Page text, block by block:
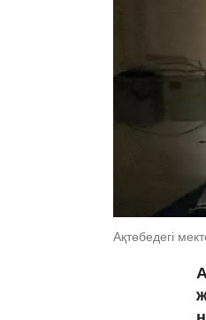
Ақтөбедегі